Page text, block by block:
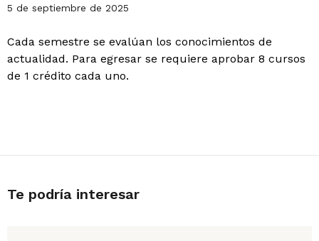
5 de septiembre de 2025
Cada semestre se evalúan los conocimientos de
actualidad. Para egresar se requiere aprobar 8 cursos
de 1 crédito cada uno.
Te podría interesar